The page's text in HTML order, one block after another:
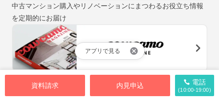
資料請求 内見申込 電話
(10:00-19:00)
アプリで見る
中古マンション購入やリノベーションにまつわるお役立ち情報
を定期的にお届け
「街と暮らしの先輩マガジン」をテーマに、自分らしい住まい
探しをお手伝いするウェブマガジン